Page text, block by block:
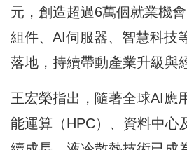
元，創造超過6萬個就業機
組件、AI伺服器、智慧科技
落地，持續帶動產業升級與
王宏榮指出，隨著全球AI應
能運算（HPC）、資料中心